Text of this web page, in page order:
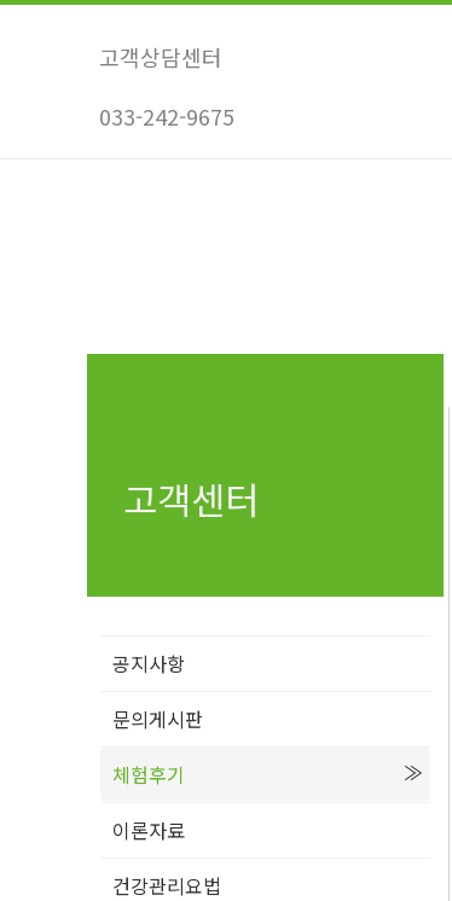
콘
고객상담센터
033-242-9675
고객센터
공지사항
문의게시판
체험후기
이론자료
건강관리요법